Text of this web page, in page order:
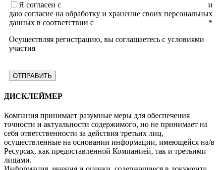
Я согласен с
и
даю согласие на обработку и хранение своих персональных
данных в соответствии с
*
Осуществляя регистрацию, вы соглашаетесь с условиями
участия
ДИСКЛЕЙМЕР
Компания принимает разумные меры для обеспечения
точности и актуальности содержимого, но не принимает на
себя ответственности за действия третьих лиц,
осуществленные на основании информации, имеющейся на/в
Ресурсах, как предоставленной Компанией, так и третьими
лицами.